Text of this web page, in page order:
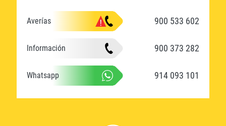
Averías 900 533 602
Información 900 373 282
Whatsapp 914 093 101